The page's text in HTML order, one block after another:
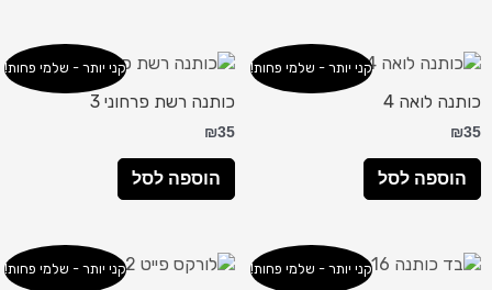
קני יותר - שלמי פחות!
כותנה לואה 4
₪35
הוספה לסל
קני יותר - שלמי פחות!
כותנה רשת פרחוני 3
₪35
הוספה לסל
קני יותר - שלמי פחות! קני יותר - שלמי פחות!